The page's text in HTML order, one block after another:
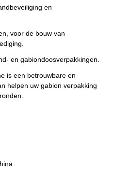
en
voor de bouw van
en gabiondoosverpakkingen.
is een betrouwbare en
helpen uw gabion verpakking